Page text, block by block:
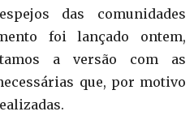
das comunidades
foi lançado ontem,
a versão com as
que, por motivo